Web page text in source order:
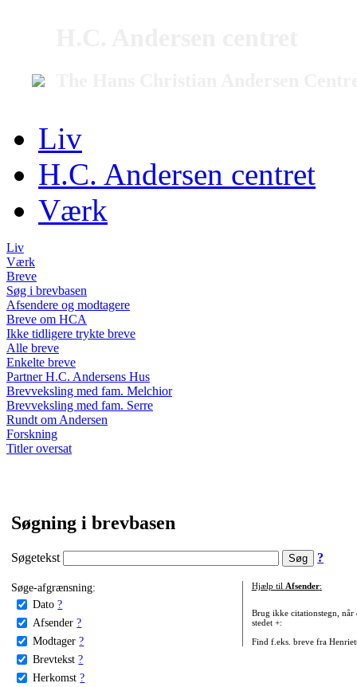
Liv
H.C. Andersen centret
Værk
Liv
Værk
Breve
Søg i brevbasen
Afsendere og modtagere
Breve om HCA
Ikke tidligere trykte breve
Alle breve
Enkelte breve
Partner H.C. Andersens Hus
Brevveksling med fam. Melchior
Brevveksling med fam. Serre
Rundt om Andersen
Forskning
Titler oversat
Søgning i brevbasen
Søgetekst ?
Søge-afgrænsning:
Dato ?
Afsender ?
Modtager ?
Brevtekst ?
Herkomst ?
Hjælp til Afsender:
Brug ikke citationstegn, når
stedet +:
Find f.eks. breve fra